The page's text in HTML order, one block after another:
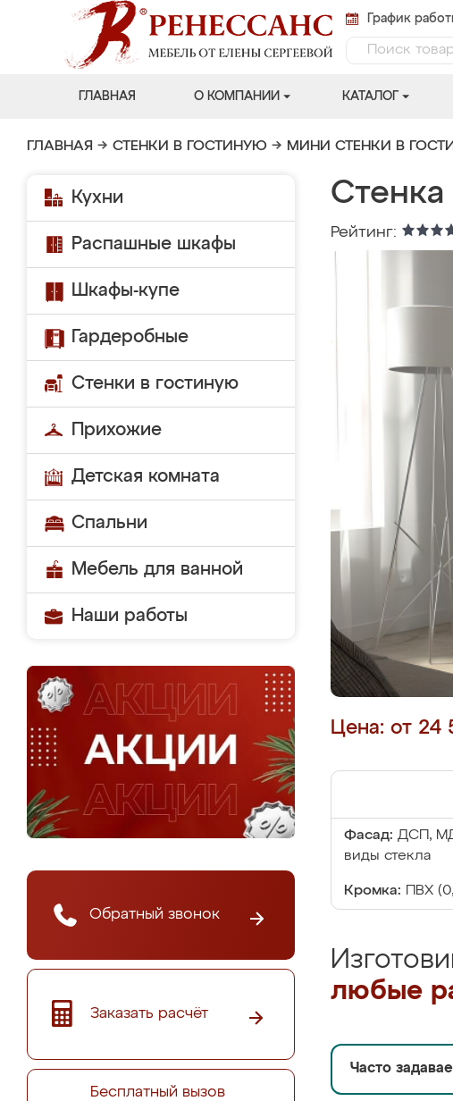
График
ГЛАВНАЯ О КОМПАНИИ КАТАЛОГ
ГЛАВНАЯ → СТЕНКИ В ГОСТИНУЮ → МИНИ СТЕНКИ В
Кухни
Распашные шкафы
Шкафы-купе
Гардеробные
Стенки в гостиную
Прихожие
Детская комната
Спальни
Мебель для ванной
Наши работы
Обратный звонок
Заказать расчёт
Бесплатный вызов
Рейтинг:
Цена: от 24
Фасад: ДСП,
виды стекла
Кромка: ПВХ
любые
Часто